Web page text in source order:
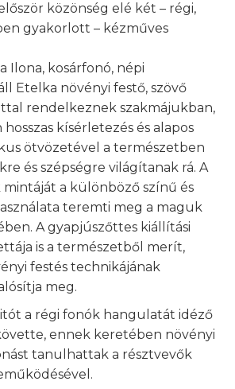
közönség elé két – régi,
gyakorlott – kézműves
Ilona, kosárfonó, népi
Etelka növényi festő, szövő
rendelkeznek szakmájukban,
kísérletezés és alapos
ötvözetével a természetben
és szépségre világítanak rá. A
a különböző színű és
teremti meg a maguk
A gyapjúszőttes kiállítási
is a természetből merít,
festés technikájának
meg.
a régi fonók hangulatát idéző
ennek keretében növényi
tanulhattak a résztvevők